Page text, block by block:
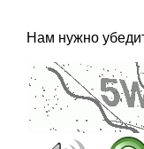
Нам нужно